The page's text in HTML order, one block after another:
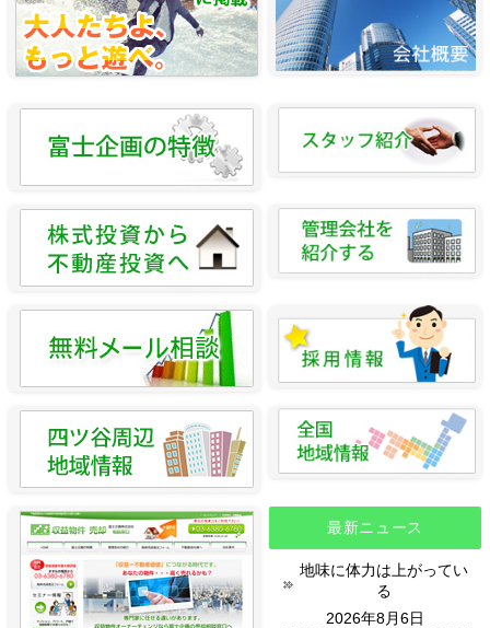
最新ニュース
地味に体力は上がってい
る
2026年8月6日